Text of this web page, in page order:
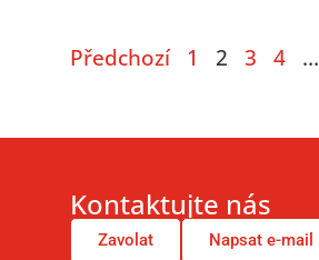
Předchozí 1 2 3 4 …
Kontaktujte nás
Zavolat Napsat e-mail